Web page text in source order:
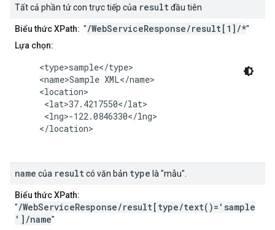
Tất cả phần tử con trực tiếp của result đầu tiên
Biểu thức XPath: "/WebServiceResponse/result[1]/*"
Lựa chọn:
     <type>sample</type>
     <name>Sample XML</name>
     <location>
      <lat>37.4217550</lat>
      <lng>-122.0846330</lng>
     </location>
name của resultcó văn bản type là "mẫu".
Biểu thức XPath:
"/WebServiceResponse/result[type/text()='sample
']/name"